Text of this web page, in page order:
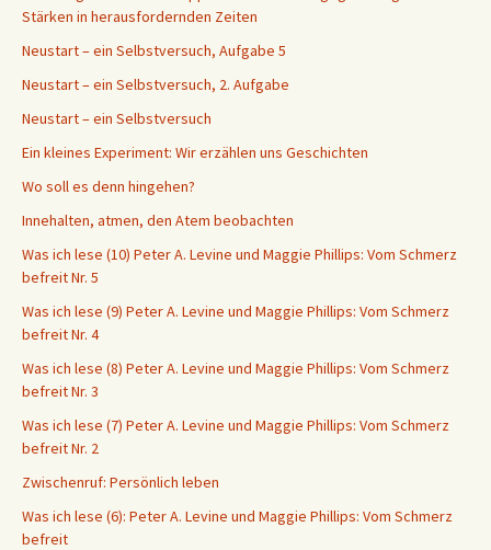
Stärken in herausfordernden Zeiten
Neustart – ein Selbstversuch, Aufgabe 5
Neustart – ein Selbstversuch, 2. Aufgabe
Neustart – ein Selbstversuch
Ein kleines Experiment: Wir erzählen uns Geschichten
Wo soll es denn hingehen?
Innehalten, atmen, den Atem beobachten
Was ich lese (10) Peter A. Levine und Maggie Phillips: Vom Schmerz
befreit Nr. 5
Was ich lese (9) Peter A. Levine und Maggie Phillips: Vom Schmerz
befreit Nr. 4
Was ich lese (8) Peter A. Levine und Maggie Phillips: Vom Schmerz
befreit Nr. 3
Was ich lese (7) Peter A. Levine und Maggie Phillips: Vom Schmerz
befreit Nr. 2
Zwischenruf: Persönlich leben
Was ich lese (6): Peter A. Levine und Maggie Phillips: Vom Schmerz
befreit